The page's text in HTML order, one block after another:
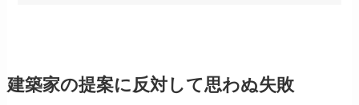
建築家の提案に反対して思わぬ失敗